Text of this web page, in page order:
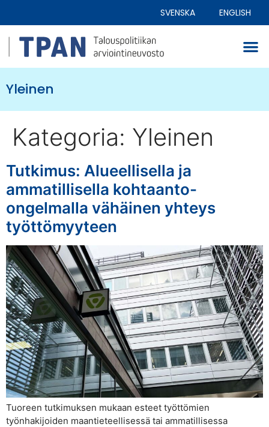
SVENSKA ENGLISH
Yleinen
Kategoria: Yleinen
Tutkimus: Alueellisella ja
ammatillisella kohtaanto-
ongelmalla vähäinen yhteys
työttömyyteen
Tuoreen tutkimuksen mukaan esteet työttömien
työnhakijoiden maantieteellisessä tai ammatillisessa